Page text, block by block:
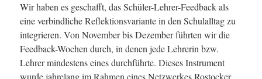
Wir haben es geschafft, das Schüler-Lehrer-Feedback als
eine verbindliche Reflektionsvariante in den Schulalltag zu
integrieren. Von November bis Dezember führten wir die
Feedback-Wochen durch, in denen jede Lehrerin bzw.
Lehrer mindestens eines durchführte. Dieses Instrument
wurde jahrelang im Rahmen eines Netzwerkes Rostocker